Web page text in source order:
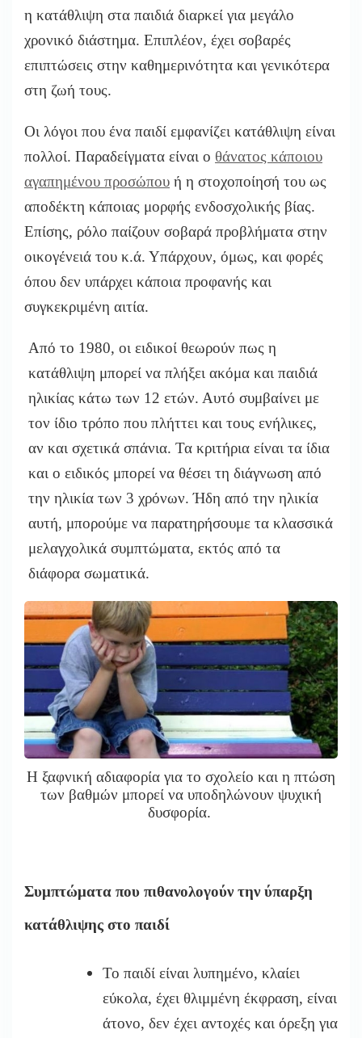
η κατάθλιψη στα παιδιά διαρκεί για μεγάλο
χρονικό διάστημα. Επιπλέον, έχει σοβαρές
επιπτώσεις στην καθημερινότητα και γενικότερα
στη ζωή τους.
Οι λόγοι που ένα παιδί εμφανίζει κατάθλιψη είναι
πολλοί. Παραδείγματα είναι ο θάνατος κάποιου
αγαπημένου προσώπου ή η στοχοποίησή του ως
αποδέκτη κάποιας μορφής ενδοσχολικής βίας.
Επίσης, ρόλο παίζουν σοβαρά προβλήματα στην
οικογένειά του κ.ά. Υπάρχουν, όμως, και φορές
όπου δεν υπάρχει κάποια προφανής και
συγκεκριμένη αιτία.
Από το 1980, οι ειδικοί θεωρούν πως η
κατάθλιψη μπορεί να πλήξει ακόμα και παιδιά
ηλικίας κάτω των 12 ετών. Αυτό συμβαίνει με
τον ίδιο τρόπο που πλήττει και τους ενήλικες,
αν και σχετικά σπάνια. Τα κριτήρια είναι τα ίδια
και ο ειδικός μπορεί να θέσει τη διάγνωση από
την ηλικία των 3 χρόνων. Ήδη από την ηλικία
αυτή, μπορούμε να παρατηρήσουμε τα κλασσικά
μελαγχολικά συμπτώματα, εκτός από τα
διάφορα σωματικά.
Η ξαφνική αδιαφορία για το σχολείο και η πτώση
των βαθμών μπορεί να υποδηλώνουν ψυχική
δυσφορία.
Συμπτώματα που πιθανολογούν την ύπαρξη
κατάθλιψης στο παιδί
Το παιδί είναι λυπημένο, κλαίει
εύκολα, έχει θλιμμένη έκφραση, είναι
άτονο, δεν έχει αντοχές και όρεξη για